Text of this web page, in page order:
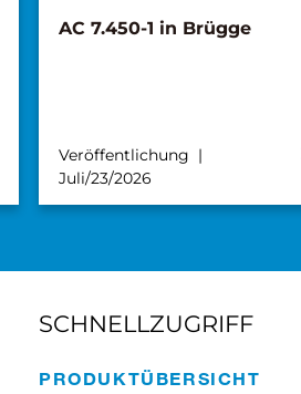
AC 7.450-1 in Brügge
Veröffentlichung
Juli/23/2026
SCHNELLZUGRIFF
PRODUKT­ÜBERSICHT